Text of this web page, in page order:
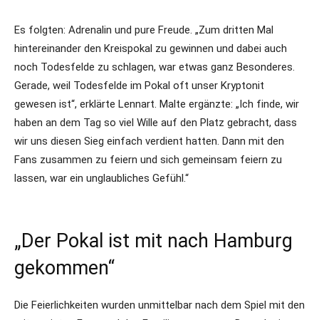
Es folgten: Adrenalin und pure Freude. „Zum dritten Mal
hintereinander den Kreispokal zu gewinnen und dabei auch
noch Todesfelde zu schlagen, war etwas ganz Besonderes.
Gerade, weil Todesfelde im Pokal oft unser Kryptonit
gewesen ist“, erklärte Lennart. Malte ergänzte: „Ich finde, wir
haben an dem Tag so viel Wille auf den Platz gebracht, dass
wir uns diesen Sieg einfach verdient hatten. Dann mit den
Fans zusammen zu feiern und sich gemeinsam feiern zu
lassen, war ein unglaubliches Gefühl.“
„Der Pokal ist mit nach Hamburg
gekommen“
Die Feierlichkeiten wurden unmittelbar nach dem Spiel mit den